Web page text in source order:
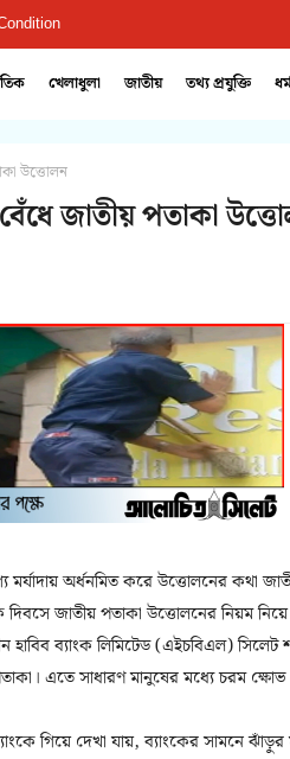
খেলাধুলা জাতীয় তথ্য প্রযুক্তি
উত্তোলন
জাতীয় পতাকা
মর্যাদায় অর্ধনমিত করে উত্তোলনের কথা
জাতীয় পতাকা উত্তোলনের নিয়ম নিয়ে
হাবিব ব্যাংক লিমিটেড (এইচবিএল)
এতে সাধারণ মানুষের মধ্যে চরম ক্ষোভ
গিয়ে দেখা যায়, ব্যাংকের সামনে